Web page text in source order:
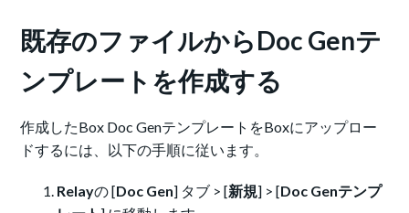
既存のファイルからDoc Genテ
ンプレートを作成する
作成したBox Doc GenテンプレートをBoxにアップロー
ドするには、以下の手順に従います。
Relayの [Doc Gen] タブ > [新規] > [Doc Genテンプ